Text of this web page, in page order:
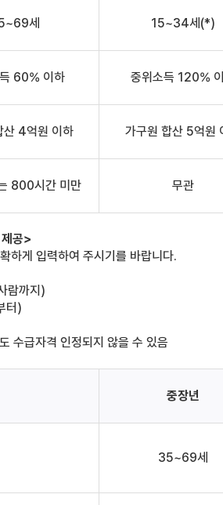
세 15~34세(*)
60% 이하 중위소득 120%
산 4억원 이하 가구원 합산 5억원
800시간 미만 무관
공>
하게 입력하여 주시기를 바랍니다.
람까지)
터)
수급자격 인정되지 않을 수 있음
중장년
35~69세